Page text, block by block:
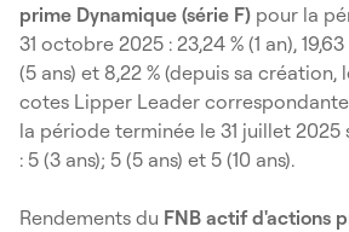
prime Dynamique (série F) pour la
31 octobre 2025 : 23,24 % (1 an), 19,63
(5 ans) et 8,22 % (depuis sa création,
cotes Lipper Leader
la période terminée le 31 juillet 2025
: 5 (3 ans); 5 (5 ans) et 5 (10 ans).
Rendements du FNB actif d'actions